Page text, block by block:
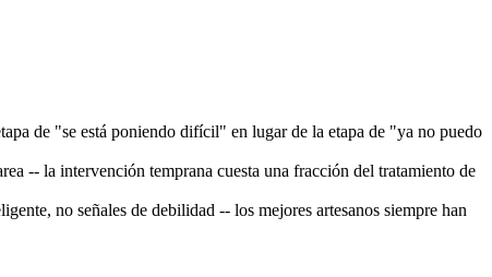
de "se está poniendo difícil" en lugar de la etapa de "ya no puedo
-- la intervención temprana cuesta una fracción del tratamiento de
no señales de debilidad -- los mejores artesanos siempre han